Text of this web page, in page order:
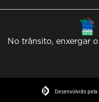
No trânsito, enxergar
Desenvolvido pela